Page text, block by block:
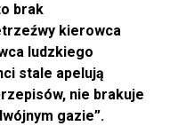
brak
kierowca
ludzkiego
stale apelują
nie brakuje
gazie”.